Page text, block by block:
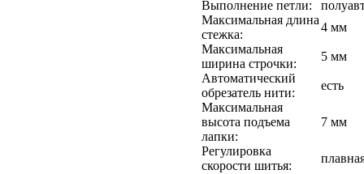
Выполнение петли:
Максимальная длина
стежка:
4 мм
Максимальная
ширина строчки:
5 мм
Автоматический
обрезатель нити:
есть
Максимальная
высота подъема
лапки:
7 мм
Регулировка
скорости шитья: